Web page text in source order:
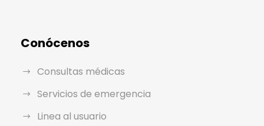
Conócenos
Consultas médicas
Servicios de emergencia
Linea al usuario